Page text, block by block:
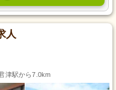
人
津駅から7.0km